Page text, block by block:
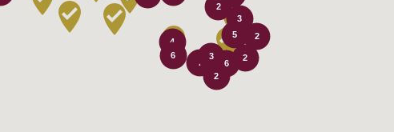
3
7
5
4
6
3
6 2
2
2
2